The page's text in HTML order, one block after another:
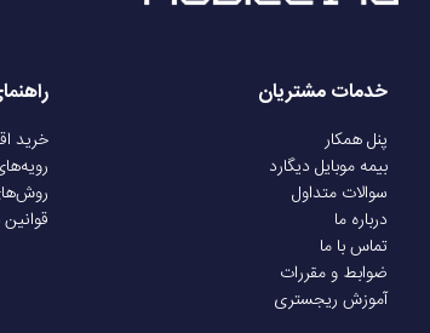
Android
Android 14
Nothing OS 3.0
خدمات مشتریان
پنل همکار
بیمه موبایل دیگارد
سوالات متداول
درباره ما
تماس با ما
ضوابط و مقررات
آموزش ریجستری
خرید